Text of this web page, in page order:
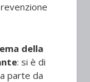
della
: si è di
parte da